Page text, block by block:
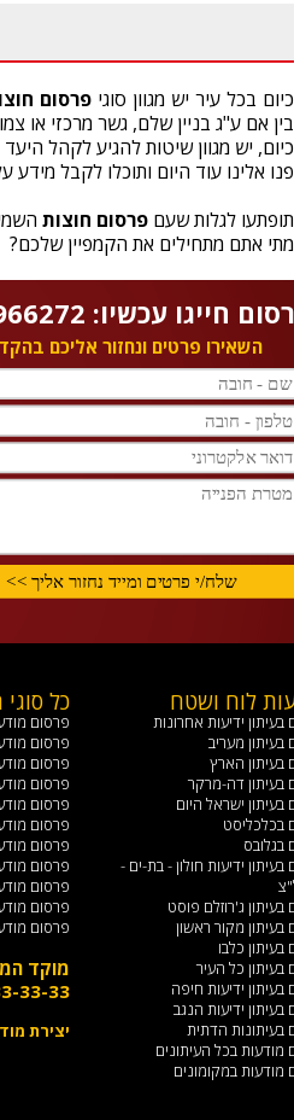
כיום בכל עיר יש מגוון סוגי פרסום
בין אם ע"ג בניין שלם, גשר מרכזי או
כיום, יש מגוון שיטות להגיע לקהל
פנו אלינו עוד היום ותוכלו לקבל
תופתעו לגלות שעם פרסום חוצות
מתי אתם מתחילים את הקמפיין שלכם?
חייגו עכשיו: 077-9966272
השאירו פרטים ונחזור אליכם
לוח ושטח
בעיתון ידיעות אחרונות
בעיתון מעריב
בעיתון הארץ
בעיתון דה-מרקר
בעיתון ישראל היום
בכלכליסט
בגלובס
בעיתון ידיעות חולון - בת-ים -
בעיתון ג'רוזלם פוסט
בעיתון מקור ראשון
בעיתון כלבו
בעיתון כל העיר
בעיתון ידיעות חיפה
בעיתון ידיעות הנגב
בעיתונות הדתית
מודעות בכל העיתונים
מודעות במקומונים
כל
פרסום
פרסום
פרסום
פרסום
פרסום
פרסום
פרסום
פרסום
פרסום
פרסום
פרסום
מוקד
33-33
יצירת